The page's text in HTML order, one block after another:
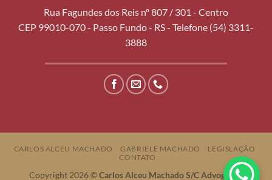
Rua Fagundes dos Reis nº 807 / 301 - Centro
CEP 99010-070 - Passo Fundo - RS - Telefone (54) 3311-
3888
CARLOS ALCEU MACHADO GABRIELE MACHADO
LEGISLAÇÃO
CONTATO
Copyright 2026 ©Carlos Alceu Machado S/C Advogados